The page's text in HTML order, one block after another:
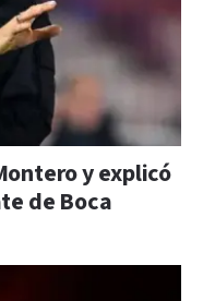
y explicó
de Boca